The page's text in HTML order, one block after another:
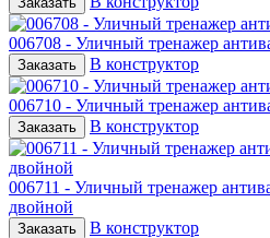
006708 - Уличный тренажер
Заказать В конструктор
006710 - Уличный тренажер
Заказать В конструктор
006711 - Уличный тренажер
двойной
Заказать В конструктор